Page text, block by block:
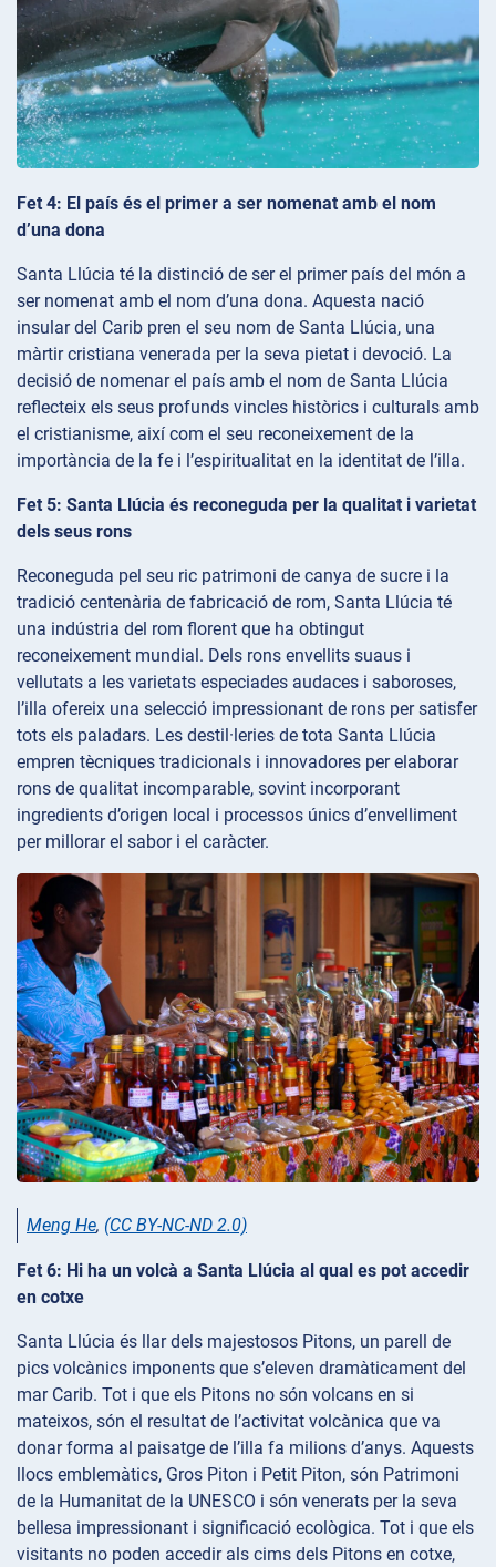
Fet 4: El país és el primer a ser nomenat amb el nom
d’una dona
Santa Llúcia té la distinció de ser el primer país del món a
ser nomenat amb el nom d’una dona. Aquesta nació
insular del Carib pren el seu nom de Santa Llúcia, una
màrtir cristiana venerada per la seva pietat i devoció. La
decisió de nomenar el país amb el nom de Santa Llúcia
reflecteix els seus profunds vincles històrics i culturals amb
el cristianisme, així com el seu reconeixement de la
importància de la fe i l’espiritualitat en la identitat de l’illa.
Fet 5: Santa Llúcia és reconeguda per la qualitat i varietat
dels seus rons
Reconeguda pel seu ric patrimoni de canya de sucre i la
tradició centenària de fabricació de rom, Santa Llúcia té
una indústria del rom florent que ha obtingut
reconeixement mundial. Dels rons envellits suaus i
vellutats a les varietats especiades audaces i saboroses,
l’illa ofereix una selecció impressionant de rons per satisfer
tots els paladars. Les destil·leries de tota Santa Llúcia
empren tècniques tradicionals i innovadores per elaborar
rons de qualitat incomparable, sovint incorporant
ingredients d’origen local i processos únics d’envelliment
per millorar el sabor i el caràcter.
Meng He, (CC BY-NC-ND 2.0)
Fet 6: Hi ha un volcà a Santa Llúcia al qual es pot accedir
en cotxe
Santa Llúcia és llar dels majestosos Pitons, un parell de
pics volcànics imponents que s’eleven dramàticament del
mar Carib. Tot i que els Pitons no són volcans en si
mateixos, són el resultat de l’activitat volcànica que va
donar forma al paisatge de l’illa fa milions d’anys. Aquests
llocs emblemàtics, Gros Piton i Petit Piton, són Patrimoni
de la Humanitat de la UNESCO i són venerats per la seva
bellesa impressionant i significació ecològica. Tot i que els
visitants no poden accedir als cims dels Pitons en cotxe,